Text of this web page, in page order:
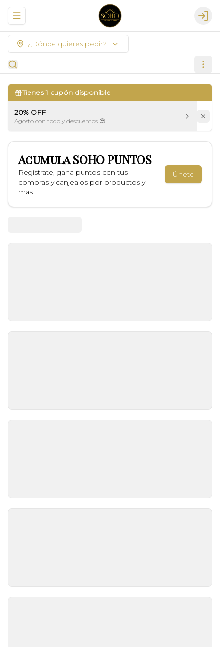
Abrir menu de navegación
¿Dónde quieres pedir?
Tienes1 cupón disponible
20% OFF
Agosto con todo y descuentos 😎
AcumulaSOHO PUNTOS
Regístrate, gana puntos con tus
compras y canjealos por productos y
más
Únete